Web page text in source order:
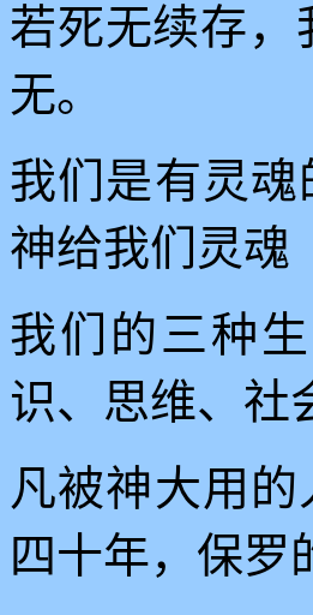
若死无续存，
无。
我们是有灵
神给我们灵魂
我们的三种生
识、思维、社
凡被神大用
四十年，保罗